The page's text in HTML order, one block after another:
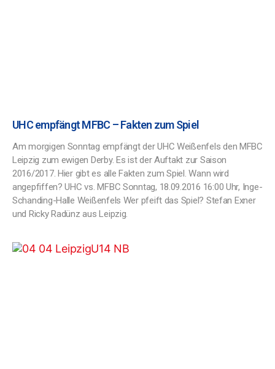
UHC empfängt MFBC – Fakten zum Spiel
Am morgigen Sonntag empfängt der UHC Weißenfels den MFBC
Leipzig zum ewigen Derby. Es ist der Auftakt zur Saison
2016/2017. Hier gibt es alle Fakten zum Spiel. Wann wird
angepfiffen? UHC vs. MFBC Sonntag, 18.09.2016 16:00 Uhr, Inge-
Schanding-Halle Weißenfels Wer pfeift das Spiel? Stefan Exner
und Ricky Radünz aus Leipzig.